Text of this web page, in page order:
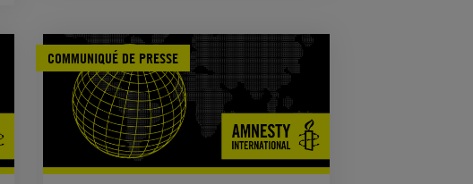
COMMUNIQUÉ DE PRESSE